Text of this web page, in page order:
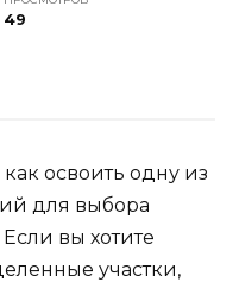
49
освоить одну из
для выбора
вы хотите
участки,